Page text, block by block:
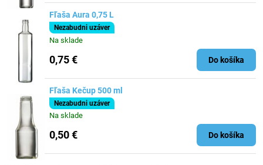
Fľaša Aura 0,75 L
Nezabudni uzáver
Na sklade
0,75 € Do košíka
Fľaša Kečup 500 ml
Nezabudni uzáver
Na sklade
0,50 € Do košíka